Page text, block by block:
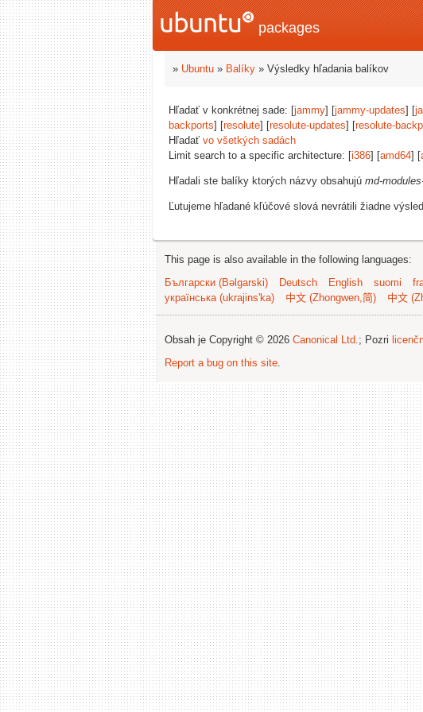
packages
» Ubuntu » Balíky » Výsledky hľadania balíkov
Hľadať v konkrétnej sade: [jammy] [jammy-updates] [
backports] [resolute] [resolute-updates] [resolute-
Hľadať vo všetkých sadách
Limit search to a specific architecture: [i386] [amd64] [
Hľadali ste balíky ktorých názvy obsahujú md-
Ľutujeme hľadané kľúčové slová nevrátili žiadne
This page is also available in the following languages:
Български (Bəlgarski)
Deutsch English suomi
українська (ukrajins'ka)
中文 (Zhongwen,简) 中文
Obsah je Copyright © 2026 Canonical Ltd.; Pozri
Report a bug on this site.